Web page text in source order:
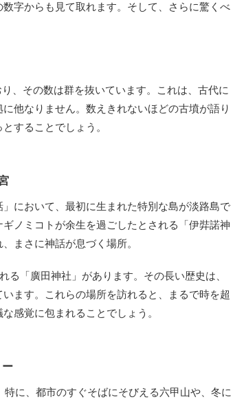
字からも見て取れます。そして、さらに驚くべ
、その数は群を抜いています。これは、古代に
他なりません。数えきれないほどの古墳が語り
することでしょう。
において、最初に生まれた特別な島が淡路島で
ノミコトが余生を過ごしたとされる「伊弉諾神
まさに神話が息づく場所。
「廣田神社」があります。その長い歴史は、
ます。これらの場所を訪れると、まるで時を超
感覚に包まれることでしょう。
ー
に、都市のすぐそばにそびえる六甲山や、冬に